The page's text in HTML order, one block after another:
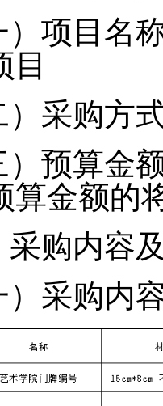
）项目名
目
）采购方
）预算金
算金额的
采购内容
）采购内